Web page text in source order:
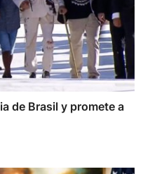
de Brasil y promete a